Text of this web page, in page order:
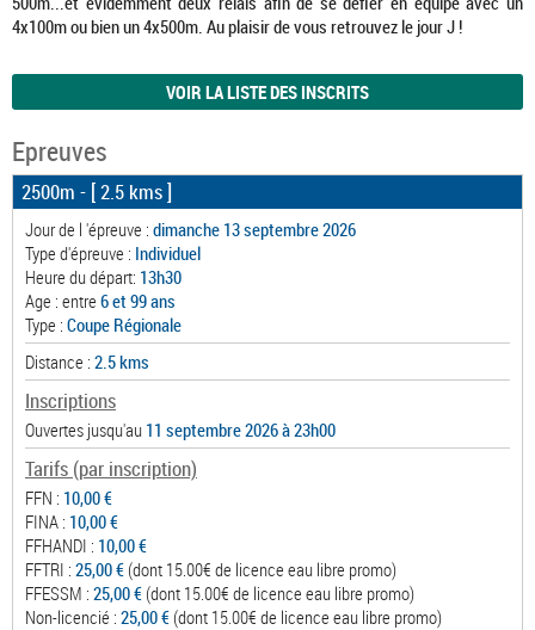
4x100m ou bien un 4x500m. Au plaisir de vous retrouvez le jour J !
VOIR LA LISTE DES INSCRITS
Epreuves
2500m - [ 2.5 kms ]
Jour de l 'épreuve : dimanche 13 septembre 2026
Type d'épreuve : Individuel
Heure du départ: 13h30
Age : entre 6 et 99 ans
Type : Coupe Régionale
Distance : 2.5 kms
Inscriptions
Ouvertes jusqu'au 11 septembre 2026 à 23h00
Tarifs (par inscription)
FFN : 10,00 €
FINA : 10,00 €
FFHANDI : 10,00 €
FFTRI : 25,00 € (dont 15.00€ de licence eau libre promo)
FFESSM : 25,00 € (dont 15.00€ de licence eau libre promo)
Non-licencié : 25,00 € (dont 15.00€ de licence eau libre promo)